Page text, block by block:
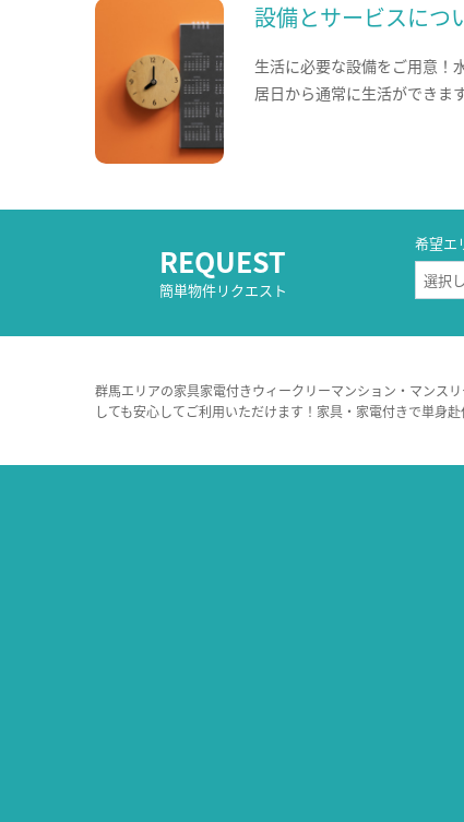
設備とサービスにつ
生活に必要な設備をご用意！
居日から通常に生活ができます
REQUEST
簡単物件リクエスト
希望エ
群馬エリアの家具家電付きウィークリーマンション・マンス
しても安心してご利用いただけます！家具・家電付きで単身赴